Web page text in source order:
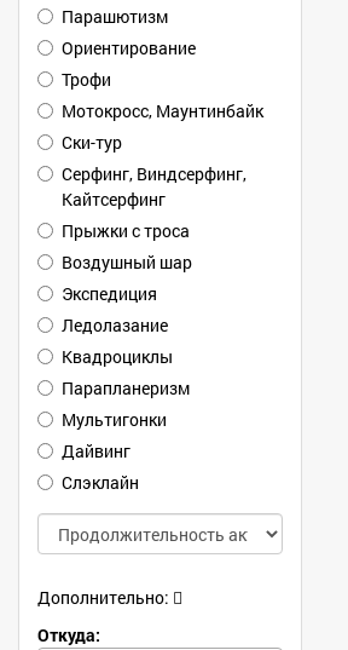
Парашютизм
Ориентирование
Трофи
Мотокросс, Маунтинбайк
Ски-тур
Серфинг, Виндсерфинг,
Кайтсерфинг
Прыжки с троса
Воздушный шар
Экспедиция
Ледолазание
Квадроциклы
Парапланеризм
Мультигонки
Дайвинг
Слэклайн
Дополнительно:
Откуда: